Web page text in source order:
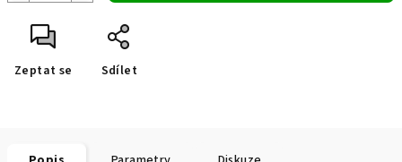
Zeptat se Sdílet